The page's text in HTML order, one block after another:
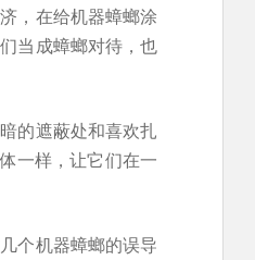
，在给机器蟑螂涂
当成蟑螂对待，也
的遮蔽处和喜欢扎
一样，让它们在一
个机器蟑螂的误导